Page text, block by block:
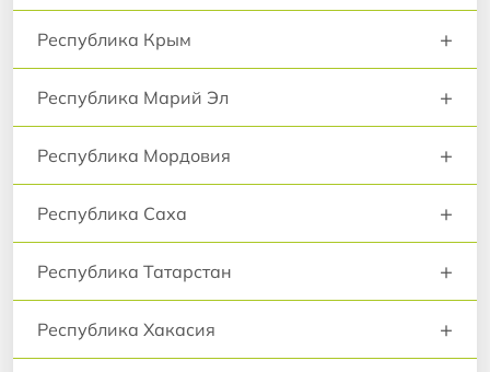
Республика Крым +
Республика Марий Эл +
Республика Мордовия +
Республика Саха +
Республика Татарстан +
Республика Хакасия +